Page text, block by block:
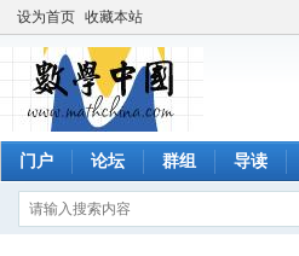
设为首页 收藏本站
门户 论坛 群组 导读